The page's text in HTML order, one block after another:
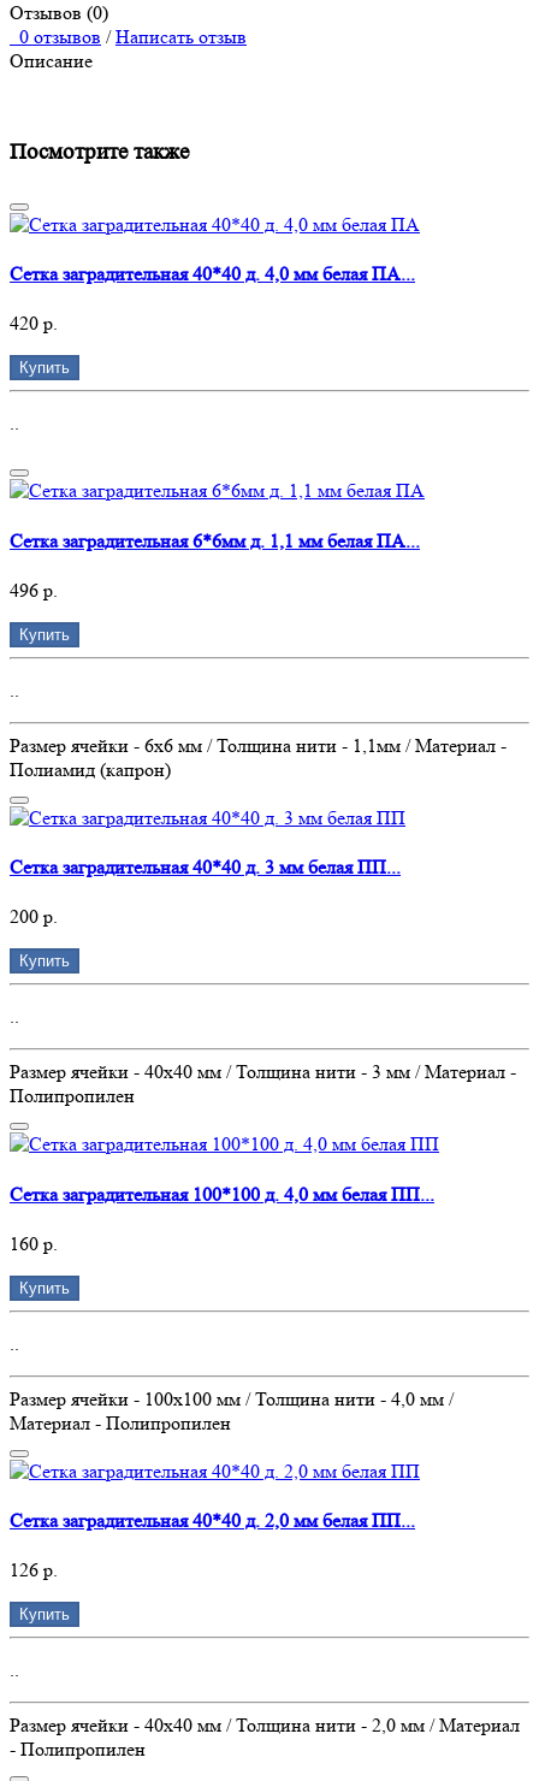
Отзывов (0)
0 отзывов / Написать отзыв
Описание
Посмотрите также
Сетка заградительная 40*40 д. 4,0 мм белая ПА...
420 р.
Купить
..
Сетка заградительная 6*6мм д. 1,1 мм белая ПА...
496 р.
Купить
..
Размер ячейки - 6х6 мм / Толщина нити - 1,1мм / Материал -
Полиамид (капрон)
Сетка заградительная 40*40 д. 3 мм белая ПП...
200 р.
Купить
..
Размер ячейки - 40х40 мм / Толщина нити - 3 мм / Материал -
Полипропилен
Сетка заградительная 100*100 д. 4,0 мм белая ПП...
160 р.
Купить
..
Размер ячейки - 100х100 мм / Толщина нити - 4,0 мм /
Материал - Полипропилен
Сетка заградительная 40*40 д. 2,0 мм белая ПП...
126 р.
Купить
..
Размер ячейки - 40х40 мм / Толщина нити - 2,0 мм / Материал
- Полипропилен